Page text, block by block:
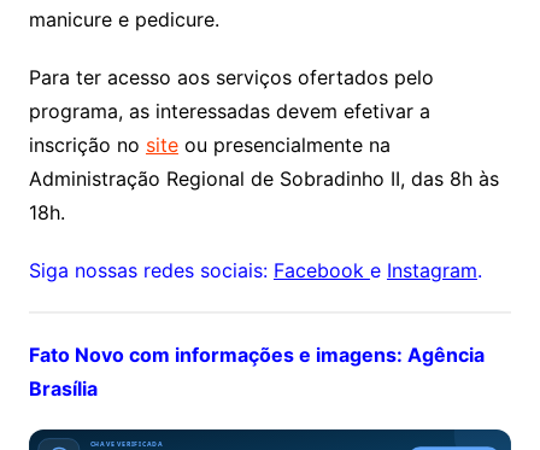
manicure e pedicure.
Para ter acesso aos serviços ofertados pelo
programa, as interessadas devem efetivar a
inscrição no siteou presencialmente na
Administração Regional de Sobradinho II, das 8h às
18h.
Siga nossas redes sociais: Facebook e Instagram.
Fato Novo com informações e imagens: Agência
Brasília